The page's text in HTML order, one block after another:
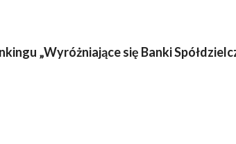
„Wyróżniające się Banki